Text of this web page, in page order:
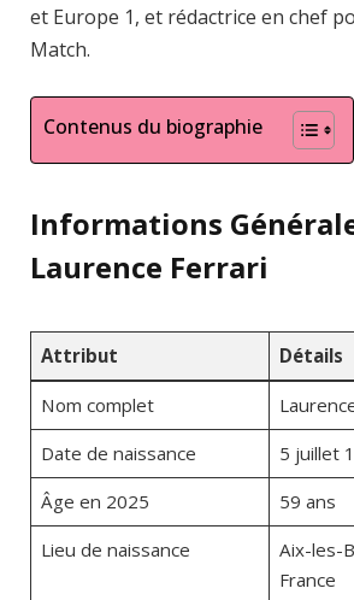
et Europe 1, et rédactrice en chef
Match.
Contenus du biographie
Informations
Laurence Ferrari
Attribut Détails
Nom complet
Date de naissance
5 juillet
Âge en 2025
59 ans
Lieu de naissance
Aix-les-
France